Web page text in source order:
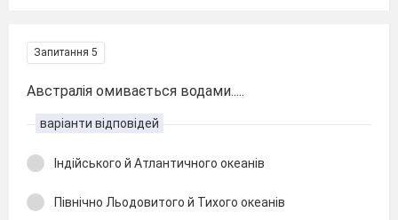
Запитання 5
Австралія омивається водами.....
варіанти відповідей
Індійського й Атлантичного океанів
Північно Льодовитого й Тихого океанів